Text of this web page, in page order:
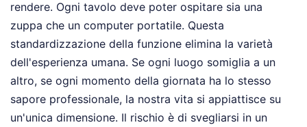
rendere. Ogni tavolo deve poter ospitare sia una
zuppa che un computer portatile. Questa
standardizzazione della funzione elimina la varietà
dell'esperienza umana. Se ogni luogo somiglia a un
altro, se ogni momento della giornata ha lo stesso
sapore professionale, la nostra vita si appiattisce su
un'unica dimensione. Il rischio è di svegliarsi in un